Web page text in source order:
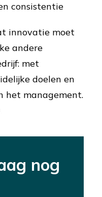
consistentie
innovatie moet
andere
met
doelen en
het management.
nog